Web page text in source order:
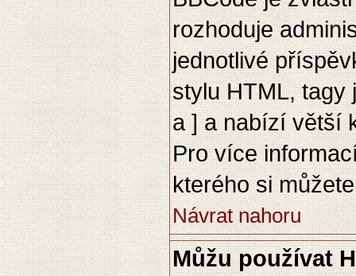
rozhoduje
jednotlivé
stylu HTML, tagy
a ] a nabízí větší
Pro více
kterého si
Návrat nahoru
Můžu používat